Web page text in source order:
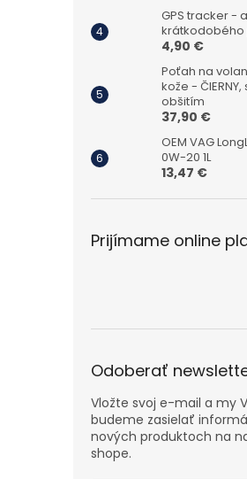
GPS tracker -
krátkodobého
4,90 €
Poťah na
kože -
obšitím
37,90 €
OEM VAG
0W-20 1L
13,47 €
Prijímame online
Odoberať
Vložte svoj e-mail a my
budeme zasielať
nových produktoch na
shope.